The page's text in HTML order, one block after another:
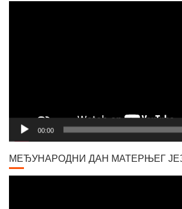
00:00
МЕЂУНАРОДНИ ДАН МАТЕРЊЕГ